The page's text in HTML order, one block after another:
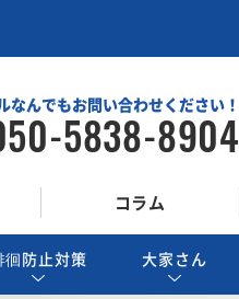
なんでもお問い合わせください！
5838-8904
コラム
徊防止対策 大家さん